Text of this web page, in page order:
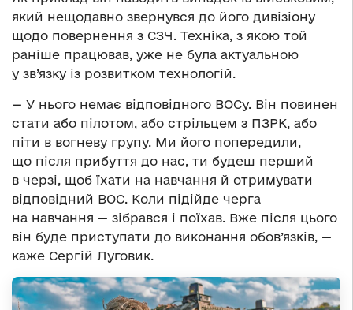
який нещодавно звернувся до його дивізіону
щодо повернення з СЗЧ. Техніка, з якою той
раніше працював, уже не була актуальною
у зв’язку із розвитком технологій.
— У нього немає відповідного ВОСу. Він повинен
стати або пілотом, або стрільцем з ПЗРК, або
піти в вогневу групу. Ми його попередили,
що після прибуття до нас, ти будеш перший
в черзі, щоб їхати на навчання й отримувати
відповідний ВОС. Коли підійде черга
на навчання — зібрався і поїхав. Вже після цього
він буде приступати до виконання обов’язків, —
каже Сергій Луговик.